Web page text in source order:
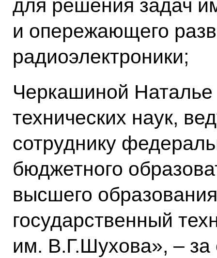
для решения задач
и опережающего
радиоэлектроники;
Черкашиной Наталье
технических наук,
сотруднику
бюджетного
высшего
государственный
им. В.Г.Шухова», – за